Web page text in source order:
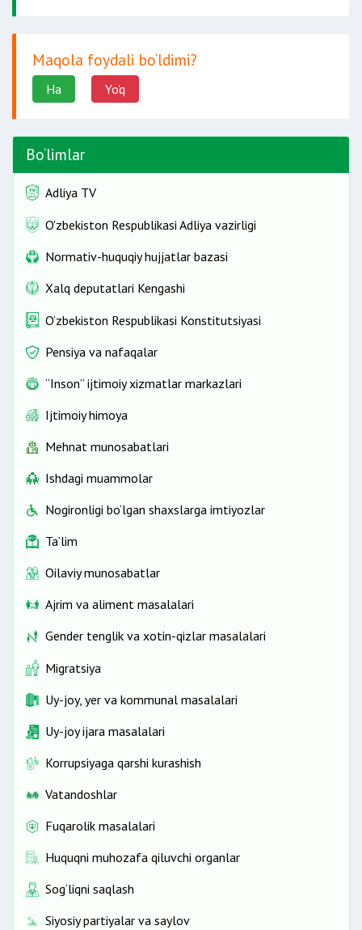
Maqola foydali bo‘ldimi?
Ha Yo'q
Bo‘limlar
Adliya TV
O'zbekiston Respublikasi Adliya vazirligi
Normativ-huquqiy hujjatlar bazasi
Xalq deputatlari Kengashi
O‘zbekiston Respublikasi Konstitutsiyasi
Pensiya va nafaqalar
“Inson” ijtimoiy xizmatlar markazlari
Ijtimoiy himoya
Mehnat munosabatlari
Ishdagi muammolar
Nogironligi bo‘lgan shaxslarga imtiyozlar
Ta’lim
Oilaviy munosabatlar
Ajrim va aliment masalalari
Gender tenglik va xotin-qizlar masalalari
Migratsiya
Uy-joy, yer va kommunal masalalari
Uy-joy ijara masalalari
Korrupsiyaga qarshi kurashish
Vatandoshlar
Fuqarolik masalalari
Huquqni muhozafa qiluvchi organlar
Sog‘liqni saqlash
Siyosiy partiyalar va saylov